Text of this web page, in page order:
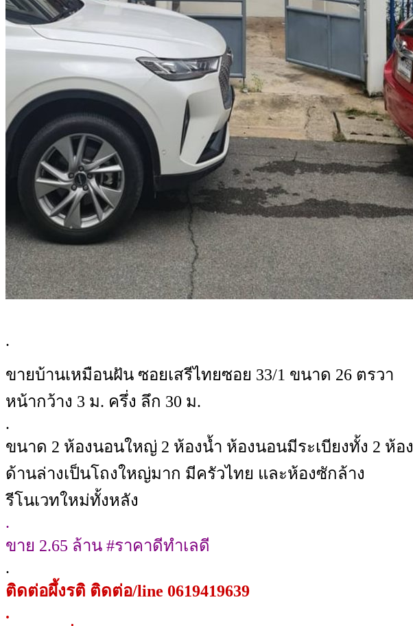
.
ขายบ้านเหมือนฝัน ซอยเสรีไทยซอย 33/1 ขนาด 26 ตรวา
หน้ากว้าง 3 ม. ครึ่ง ลึก 30 ม.
.
ขนาด 2 ห้องนอนใหญ่ 2 ห้องน้ำ ห้องนอนมีระเบียงทั้ง 2 ห้อง
ด้านล่างเป็นโถงใหญ่มาก มีครัวไทย และห้องซักล้าง
รีโนเวทใหม่ทั้งหลัง
.
ขาย 2.65 ล้าน #ราคาดีทำเลดี
.
ติดต่อผึ้งรติ ติดต่อ/line 0619419639
.